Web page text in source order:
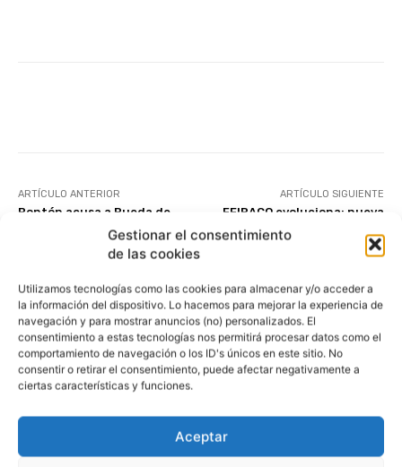
Gestionar el consentimiento
de las cookies
Utilizamos tecnologías como las cookies para almacenar y/o acceder a
la información del dispositivo. Lo hacemos para mejorar la experiencia de
navegación y para mostrar anuncios (no) personalizados. El
consentimiento a estas tecnologías nos permitirá procesar datos como el
comportamiento de navegación o los ID's únicos en este sitio. No
consentir o retirar el consentimiento, puede afectar negativamente a
ciertas características y funciones.
Aceptar
ARTÍCULO ANTERIOR
Pontón acusa a Rueda de
industrialización cuando es
ARTÍCULO SIGUIENTE
FEIRACO evoluciona: nueva
Redacción